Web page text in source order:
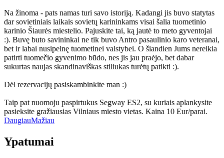
Na žinoma - pats namas turi savo istoriją. Kadangi jis buvo statytas
dar sovietiniais laikais sovietų karininkams visai šalia tuometinio
karinio Šiaurės miestelio. Pajuskite tai, ką jautė to meto gyventojai
:). Buvę buto savininkai ne tik buvo Antro pasaulinio karo veteranai,
bet ir labai nusipelnę tuometinei valstybei. O šiandien Jums nereikia
patirti tuomečio gyvenimo būdo, nes jis jau praėjo, bet dabar
sukurtas naujas skandinaviškas stiliukas turėtų patikti :).
Dėl rezervacijų pasiskambinkite man :)
Taip pat nuomoju paspirtukus Segway ES2, su kuriais aplankysite
pasieksite gražiausias Vilniaus miesto vietas. Kaina 10 Eur/parai.
DaugiauMažiau
Ypatumai